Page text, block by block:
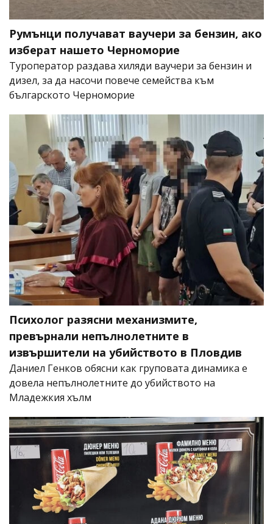
Румънци получават ваучери за бензин, ако
изберат нашето Черноморие
Туроператор раздава хиляди ваучери за бензин и
дизел, за да насочи повече семейства към
българското Черноморие
Психолог разясни механизмите,
превърнали непълнолетните в
извършители на убийството в Пловдив
Даниел Генков обясни как груповата динамика е
довела непълнолетните до убийството на
Младежкия хълм